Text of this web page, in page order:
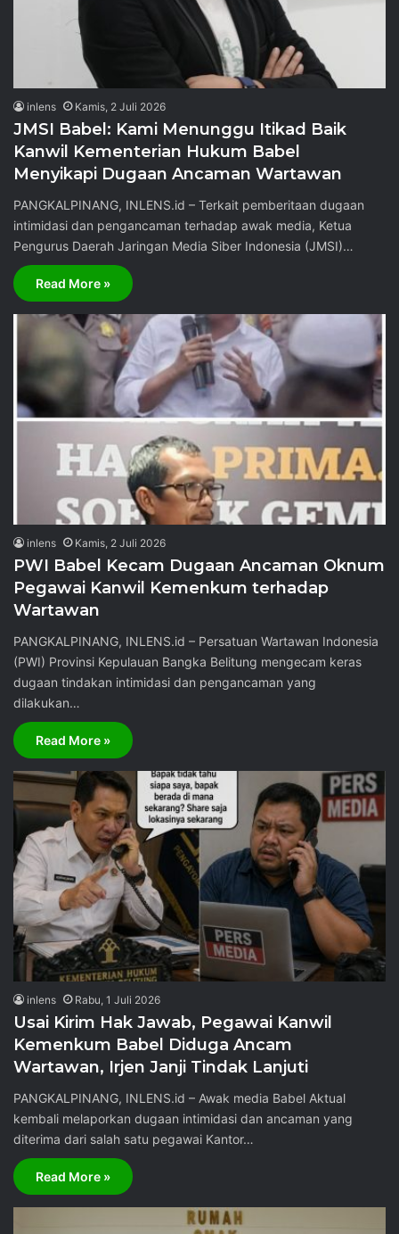
inlens Kamis, 2 Juli 2026
JMSI Babel: Kami Menunggu Itikad Baik
Kanwil Kementerian Hukum Babel
Menyikapi Dugaan Ancaman Wartawan
PANGKALPINANG, INLENS.id – Terkait pemberitaan dugaan
intimidasi dan pengancaman terhadap awak media, Ketua
Pengurus Daerah Jaringan Media Siber Indonesia (JMSI)…
Read More »
inlens Kamis, 2 Juli 2026
PWI Babel Kecam Dugaan Ancaman Oknum
Pegawai Kanwil Kemenkum terhadap
Wartawan
PANGKALPINANG, INLENS.id – Persatuan Wartawan Indonesia
(PWI) Provinsi Kepulauan Bangka Belitung mengecam keras
dugaan tindakan intimidasi dan pengancaman yang
dilakukan…
Read More »
inlens Rabu, 1 Juli 2026
Usai Kirim Hak Jawab, Pegawai Kanwil
Kemenkum Babel Diduga Ancam
Wartawan, Irjen Janji Tindak Lanjuti
PANGKALPINANG, INLENS.id – Awak media Babel Aktual
kembali melaporkan dugaan intimidasi dan ancaman yang
diterima dari salah satu pegawai Kantor…
Read More »